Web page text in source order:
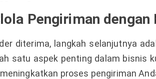
Pengiriman dengan
diterima, langkah selanjutnya
satu aspek penting dalam bisnis
proses pengiriman